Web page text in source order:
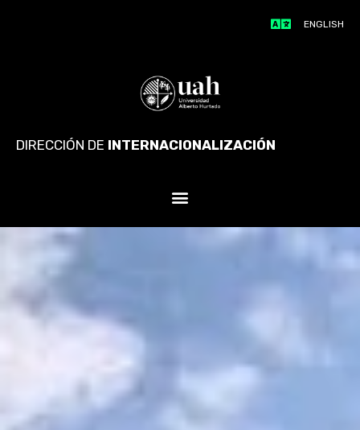
ENGLISH
DIRECCIÓN DE INTERNACIONALIZACIÓN